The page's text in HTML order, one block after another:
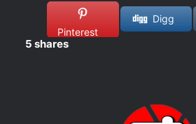
Pinterest
Digg
5 shares